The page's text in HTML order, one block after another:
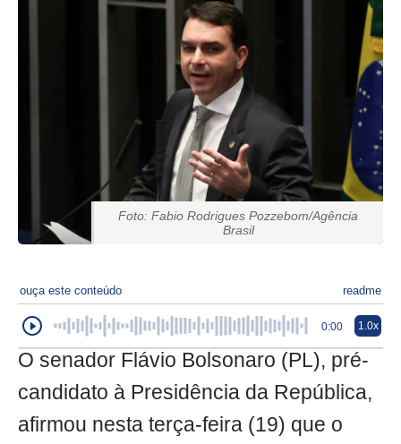
Foto: Fabio Rodrigues Pozzebom/Agência
Brasil
ouça este conteúdo readme
0:00 1.0x
O senador Flávio Bolsonaro (PL), pré-
candidato à Presidência da República,
afirmou nesta terça-feira (19) que o